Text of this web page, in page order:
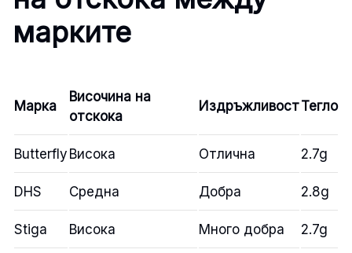
марките
Марка
Височина на
отскока
ИздръжливостТегло
Butterfly Висока Отлична 2.7g
DHS Средна Добра 2.8g
Stiga Висока Много добра 2.7g